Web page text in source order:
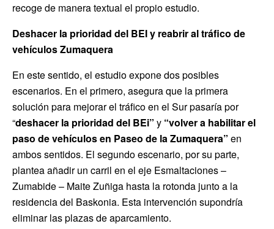
recoge de manera textual el propio estudio.
Deshacer la prioridad del BEI y reabrir al tráfico de
vehículos Zumaquera
En este sentido, el estudio expone dos posibles
escenarios. En el primero, asegura que la primera
solución para mejorar el tráfico en el Sur pasaría por
“deshacer la prioridad del BEi” y “volver a habilitar el
paso de vehículos en Paseo de la Zumaquera” en
ambos sentidos. El segundo escenario, por su parte,
plantea añadir un carril en el eje Esmaltaciones –
Zumabide – Maite Zuñiga hasta la rotonda junto a la
residencia del Baskonia. Esta intervención supondría
eliminar las plazas de aparcamiento.